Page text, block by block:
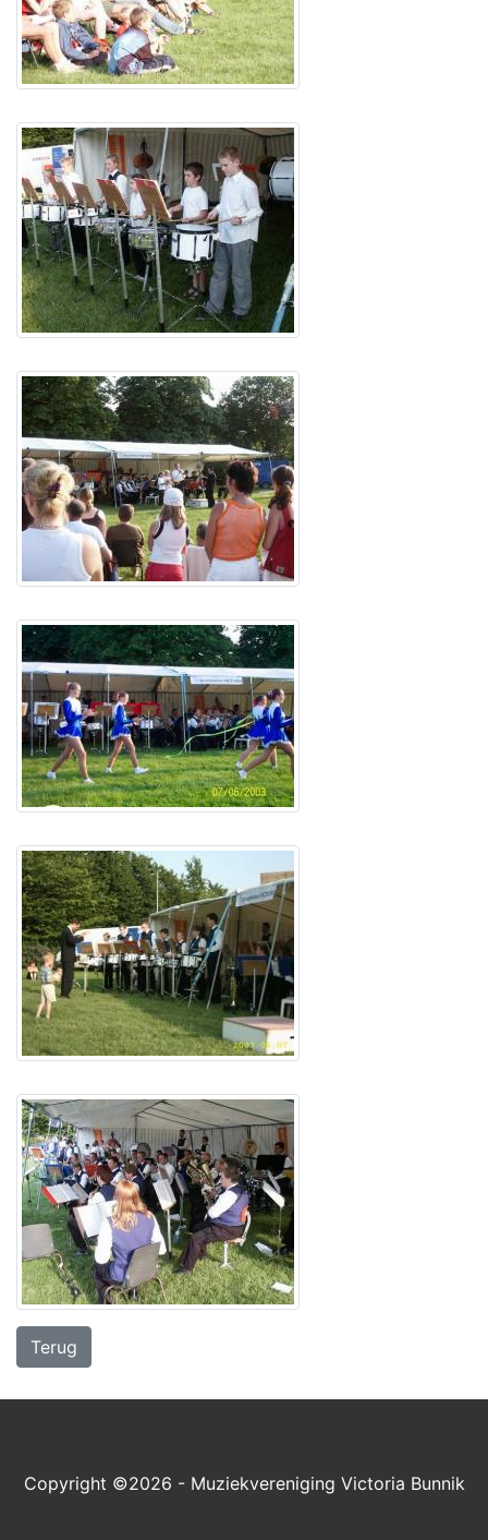
Terug
Copyright ©2026 - Muziekvereniging Victoria Bunnik